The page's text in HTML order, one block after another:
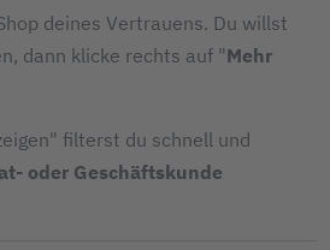
deines Vertrauens. Du willst
dann klicke rechts auf "Mehr
filterst du schnell und
oder Geschäftskunde